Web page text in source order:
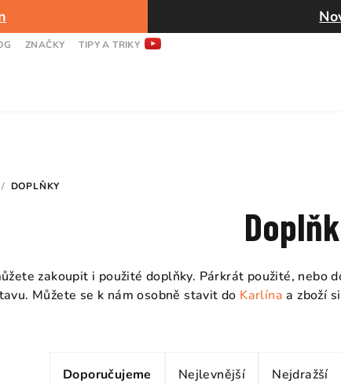
ZNAČKY TIPY A TRIKY
/ DOPLŇKY
zakoupit i použité doplňky. Párkrát použité, nebo
Můžete se k nám osobně stavit do Karlína a zboží
Doporučujeme Nejlevnější Nejdražší